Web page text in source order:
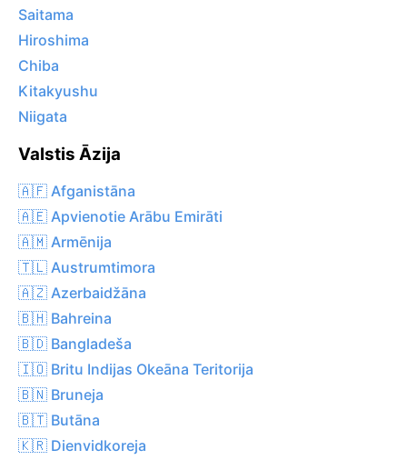
Saitama
Hiroshima
Chiba
Kitakyushu
Niigata
Valstis Āzija
🇦🇫 Afganistāna
🇦🇪 Apvienotie Arābu Emirāti
🇦🇲 Armēnija
🇹🇱 Austrumtimora
🇦🇿 Azerbaidžāna
🇧🇭 Bahreina
🇧🇩 Bangladeša
🇮🇴 Britu Indijas Okeāna Teritorija
🇧🇳 Bruneja
🇧🇹 Butāna
🇰🇷 Dienvidkoreja